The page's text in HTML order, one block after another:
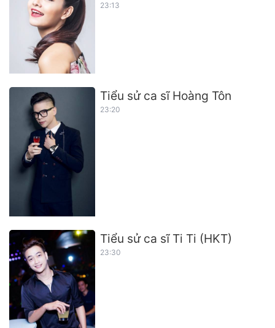
23:13
Tiểu sử ca sĩ Hoàng Tôn
23:20
Tiểu sử ca sĩ Ti Ti (HKT)
23:30